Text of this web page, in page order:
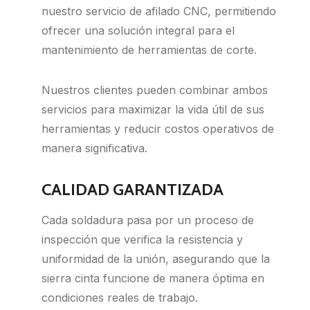
nuestro servicio de afilado CNC, permitiendo
ofrecer una solución integral para el
mantenimiento de herramientas de corte.
Nuestros clientes pueden combinar ambos
servicios para maximizar la vida útil de sus
herramientas y reducir costos operativos de
manera significativa.
CALIDAD GARANTIZADA
Cada soldadura pasa por un proceso de
inspección que verifica la resistencia y
uniformidad de la unión, asegurando que la
sierra cinta funcione de manera óptima en
condiciones reales de trabajo.